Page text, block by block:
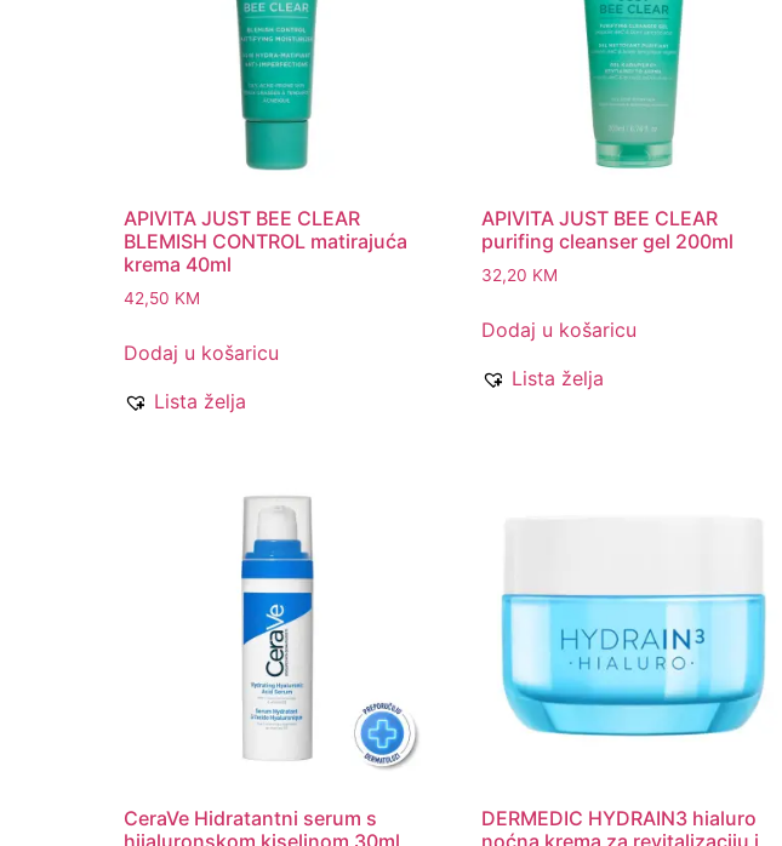
APIVITA JUST BEE CLEAR
BLEMISH CONTROL matirajuća
krema 40ml
42,50 KM
Dodaj u košaricu
Lista želja
APIVITA JUST BEE CLEAR
purifing cleanser gel 200ml
32,20 KM
Dodaj u košaricu
Lista želja
CeraVe Hidratantni serum s
hijaluronskom kiselinom 30ml
DERMEDIC HYDRAIN3 hialuro
noćna krema za revitalizaciju i